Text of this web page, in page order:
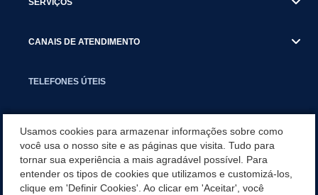
CANAIS DE ATENDIMENTO
TELEFONES ÚTEIS
NOTÍCIAS
Usamos cookies para armazenar informações sobre como
você usa o nosso site e as páginas que visita. Tudo para
tornar sua experiência a mais agradável possível. Para
entender os tipos de cookies que utilizamos e customizá-los,
clique em 'Definir Cookies'. Ao clicar em 'Aceitar', você